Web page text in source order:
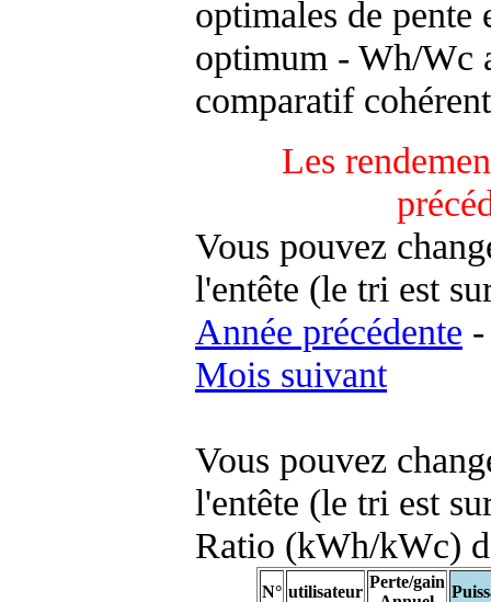
optimales de
optimum - Wh/Wc
comparatif
Les
Vous pouvez
l'entête (le tri est
Année précédente -
Mois suivant
Vous pouvez
l'entête (le tri est
Ratio (kWh/kWc)
N° utilisateur
Perte/gain